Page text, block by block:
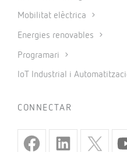
Mobilitat elèctrica
Energies renovables
Programari
IoT Industrial i
CONNECTAR